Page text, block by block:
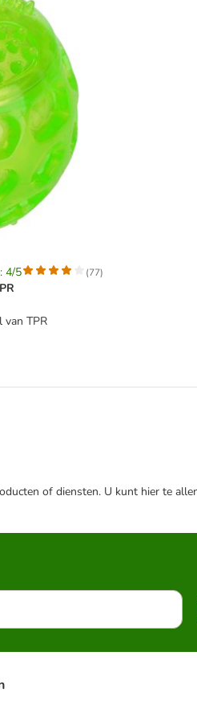
4/5 (77)
van TPR
of diensten. U kunt hier te